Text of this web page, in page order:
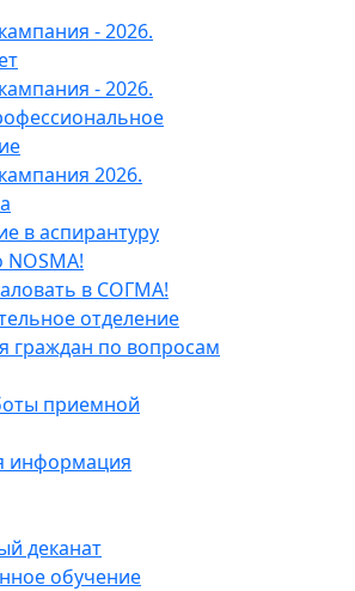
- 2026.
- 2026.
2026.
в аспирантуру
в СОГМА!
отделение
граждан по вопросам
приемной
информация
деканат
обучение